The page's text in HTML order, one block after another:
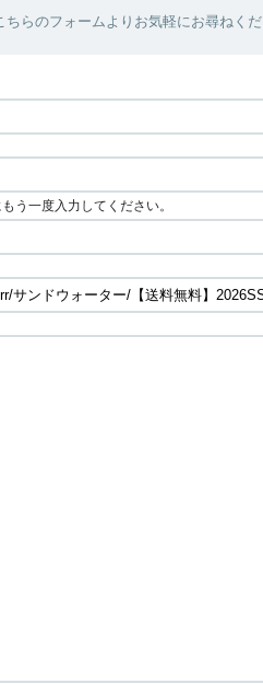
らのフォームよりお気軽にお尋ねくだ
う一度入力してください。